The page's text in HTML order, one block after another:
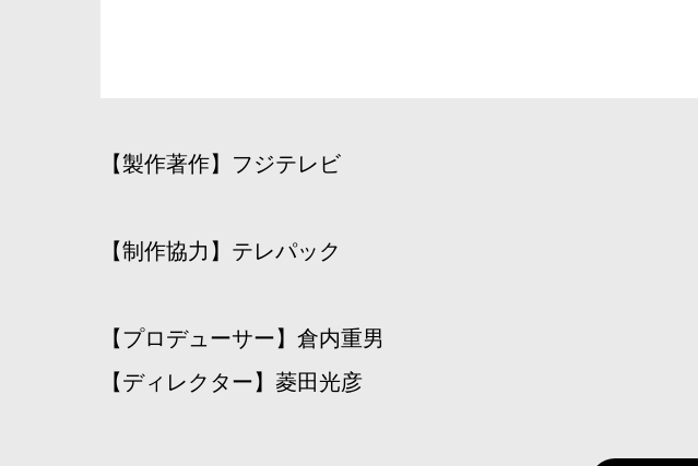
【製作著作】フジテレビ
【制作協力】テレパック
【プロデューサー】倉内重男
【ディレクター】菱田光彦